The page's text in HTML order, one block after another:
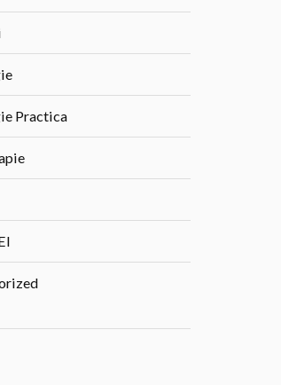
Practica